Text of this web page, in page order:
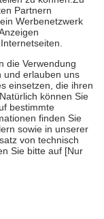
Euro je
Gesundheit zu
zu unterstützen,
18. Lebensjahr
die von der
Bewertungen